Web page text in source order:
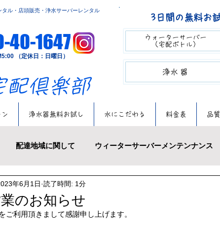
ル・店頭販売・浄水サーバーレンタル
40-1647
（定休日：日曜日）
配倶楽部
3日間の無料お
ウォーターサーバー​​
（宅配ボトル）
​​浄水器
浄水器無料お試し 水にこだわる 料金表 品
配達地域に関して ウィーターサーバーメンテンナンス
πウォーター アイスクリーム
のお知らせ
年6月1日 読了時間: 1分
ご利用頂きまして感謝申し上げます。